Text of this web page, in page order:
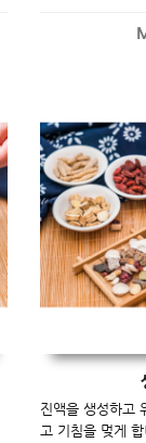
진액을 생성하고
고 기침을 멎게